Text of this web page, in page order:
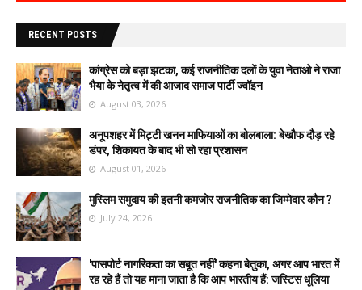
RECENT POSTS
कांग्रेस को बड़ा झटका, कई राजनीतिक दलों के युवा नेताओ ने राजा
भैया के नेतृत्व में की आजाद समाज पार्टी ज्वॉइन
August 03, 2026
अनूपशहर में मिट्टी खनन माफियाओं का बोलबाला: बेखौफ दौड़ रहे
डंपर, शिकायत के बाद भी सो रहा प्रशासन
August 01, 2026
मुस्लिम समुदाय की इतनी कमजोर राजनीतिक का जिम्मेदार कौन ?
July 24, 2026
'पासपोर्ट नागरिकता का सबूत नहीं' कहना बेतुका, अगर आप भारत में
रह रहे हैं तो यह माना जाता है कि आप भारतीय हैं: जस्टिस धूलिया